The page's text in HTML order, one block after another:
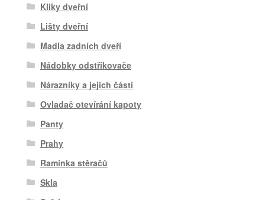
Kliky dveřní
Lišty dveřní
Madla zadních dveří
Nádobky odstřikovače
Nárazníky a jejich části
Ovladač otevírání kapoty
Panty
Prahy
Ramínka stěračů
Skla